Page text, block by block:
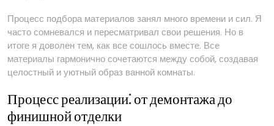
Процесс подбора материалов занял много времени и сил. Я
часто сомневался и пересматривал свои решения. Но в
итоге я доволен тем, как все сошлось вместе. Все
материалы гармонично сочетаются между собой, создавая
целостный и уютный образ ванной комнаты.
Процесс реализации⁚ от демонтажа до
финишной отделки